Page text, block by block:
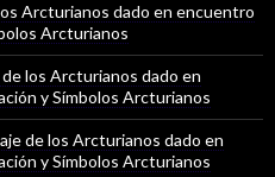
Arcturianos dado en encuentro
Arcturianos
los Arcturianos dado en
y Símbolos Arcturianos
de los Arcturianos dado en
y Símbolos Arcturianos